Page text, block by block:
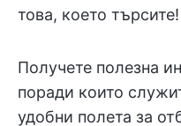
това, което търсите!
Получете полезна
поради които
удобни полета за